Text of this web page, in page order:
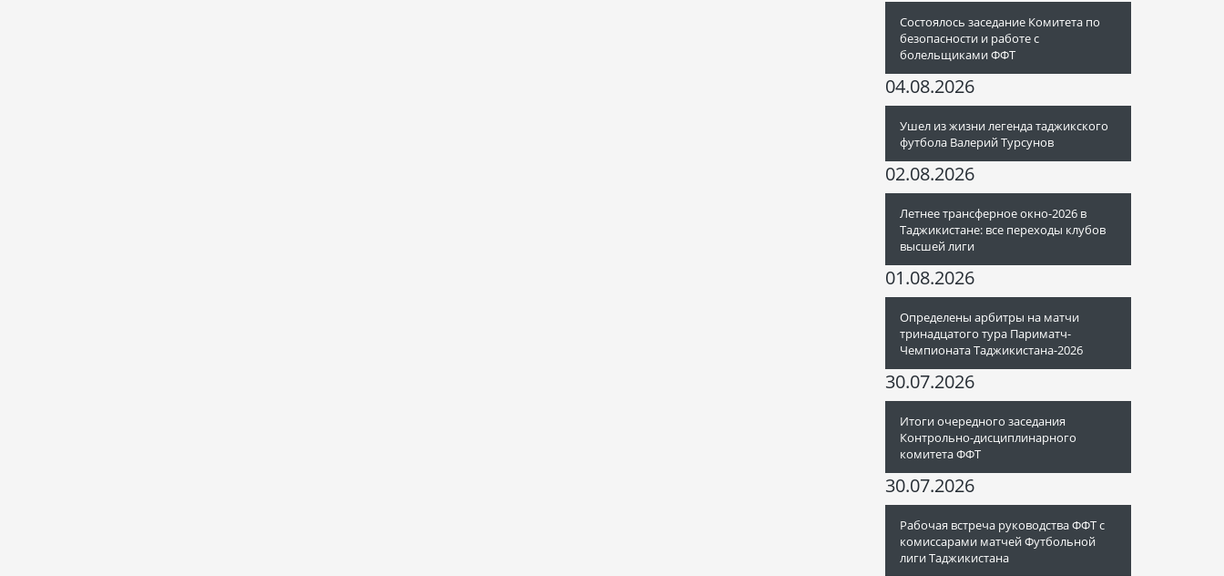
Состоялось заседание Комитета по
безопасности и работе с
болельщиками ФФТ
04.08.2026
Ушел из жизни легенда таджикского
футбола Валерий Турсунов
02.08.2026
Летнее трансферное окно-2026 в
Таджикистане: все переходы клубов
высшей лиги
01.08.2026
Определены арбитры на матчи
тринадцатого тура Париматч-
Чемпионата Таджикистана-2026
30.07.2026
Итоги очередного заседания
Контрольно-дисциплинарного
комитета ФФТ
30.07.2026
Рабочая встреча руководства ФФТ с
комиссарами матчей Футбольной
лиги Таджикистана